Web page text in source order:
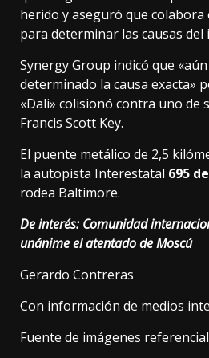
herido y aseguró que colabora
para determinar las causas del
Synergy Group indicó que
determinado la causa exacta»
«Dali» colisionó contra uno de
Francis Scott Key.
El puente metálico de 2,5
la autopista Interestatal 695
rodea Baltimore.
De interés:Comunidad
unánime el atentado de Moscú
Gerardo Contreras
Con información de medios
Fuente de imágenes